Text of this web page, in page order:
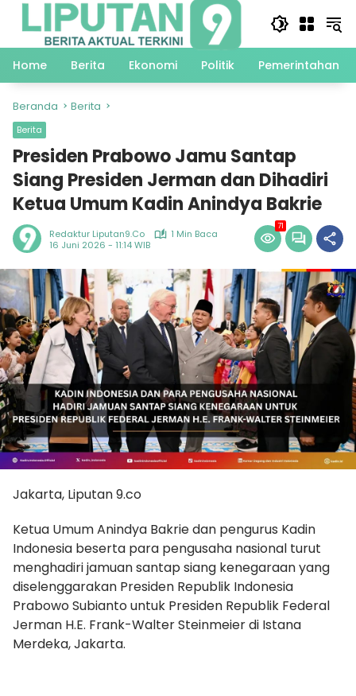
Langsung
Home
Berita Ekonomi Politik Pemerintahan
Beranda Berita
Berita
Presiden Prabowo Jamu Santap
Siang Presiden Jerman dan Dihadiri
Ketua Umum Kadin Anindya Bakrie
Redaktur Liputan9.co
1 Min Baca
16 Juni 2026 - 11:14 WIB
71
Jakarta, Liputan 9.co
Ketua Umum Anindya Bakrie dan pengurus Kadin
Indonesia beserta para pengusaha nasional turut
menghadiri jamuan santap siang kenegaraan yang
diselenggarakan Presiden Republik Indonesia
Prabowo Subianto untuk Presiden Republik Federal
Jerman H.E. Frank-Walter Steinmeier di Istana
Merdeka, Jakarta.